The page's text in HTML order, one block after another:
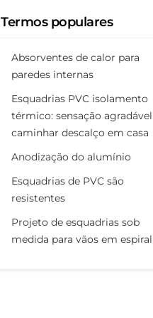
Termos populares
Absorventes de calor para
paredes internas
Esquadrias PVC isolamento
térmico: sensação
caminhar descalço em casa
Anodização do alumínio
Esquadrias de PVC são
resistentes
Projeto de esquadrias sob
medida para vãos em espiral